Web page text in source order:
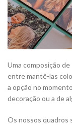
Uma composição
entre mantê-las
a opção no
decoração ou a de
Os nossos quadros